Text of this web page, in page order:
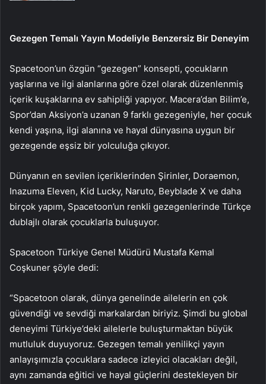
Gezegen Temalı Yayın Modeliyle Benzersiz Bir Deneyim
Spacetoon’un özgün “gezegen” konsepti, çocukların
yaşlarına ve ilgi alanlarına göre özel olarak düzenlenmiş
içerik kuşaklarına ev sahipliği yapıyor. Macera’dan Bilim’e,
Spor’dan Aksiyon’a uzanan 9 farklı gezegeniyle, her çocuk
kendi yaşına, ilgi alanına ve hayal dünyasına uygun bir
gezegende eşsiz bir yolculuğa çıkıyor.
Dünyanın en sevilen içeriklerinden Şirinler, Doraemon,
Inazuma Eleven, Kid Lucky, Naruto, Beyblade X ve daha
birçok yapım, Spacetoon’un renkli gezegenlerinde Türkçe
dublajlı olarak çocuklarla buluşuyor.
Spacetoon Türkiye Genel Müdürü Mustafa Kemal
Coşkuner şöyle dedi:
“Spacetoon olarak, dünya genelinde ailelerin en çok
güvendiği ve sevdiği markalardan biriyiz. Şimdi bu global
deneyimi Türkiye’deki ailelerle buluşturmaktan büyük
mutluluk duyuyoruz. Gezegen temalı yenilikçi yayın
anlayışımızla çocuklara sadece izleyici olacakları değil,
aynı zamanda eğitici ve hayal güçlerini destekleyen bir